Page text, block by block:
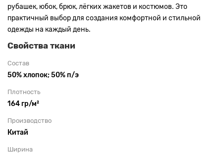
рубашек, юбок, брюк, лёгких жакетов и костюмов. Это
практичный выбор для создания комфортной и стильной
одежды на каждый день.
Свойства ткани
Состав
50% хлопок; 50% п/э
Плотность
164 гр/м²
Производство
Китай
Ширина